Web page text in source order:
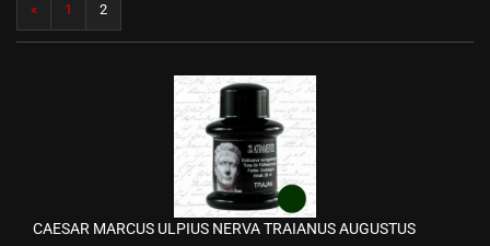
« 1 2
CAESAR MARCUS ULPIUS NERVA TRAIANUS AUGUSTUS